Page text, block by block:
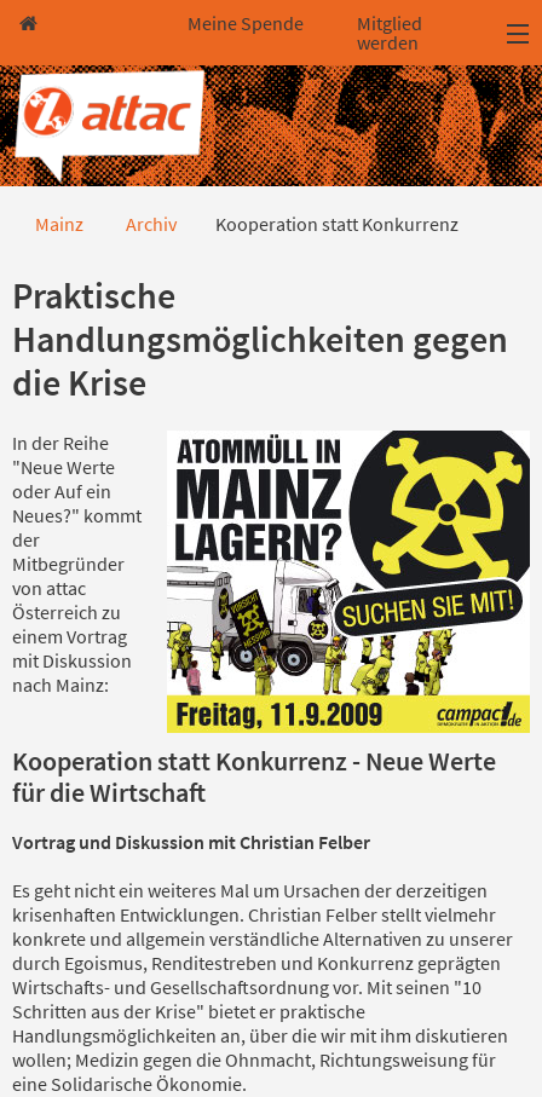
Direkt zum Hauptinhalt springen
Direkt zur Haupt-Navigation springen
Direkt zur Service-Navigation springen
Direkt zur Footer-Navigation springen
Direkt zum Footerinhalt springen
Meine Spende
Mitglied
werden
Kooperation statt Konkurrenz
Mainz Archiv Kooperation statt Konkurrenz
Praktische
Handlungsmöglichkeiten gegen
die Krise
In der Reihe
"Neue Werte
oder Auf ein
Neues?" kommt
der
Mitbegründer
von attac
Österreich zu
einem Vortrag
mit Diskussion
nach Mainz:
Kooperation statt Konkurrenz - Neue Werte
für die Wirtschaft
Vortrag und Diskussion mit Christian Felber
Es geht nicht ein weiteres Mal um Ursachen der derzeitigen
krisenhaften Entwicklungen. Christian Felber stellt vielmehr
konkrete und allgemein verständliche Alternativen zu unserer
durch Egoismus, Renditestreben und Konkurrenz geprägten
Wirtschafts- und Gesellschaftsordnung vor. Mit seinen "10
Schritten aus der Krise" bietet er praktische
Handlungsmöglichkeiten an, über die wir mit ihm diskutieren
wollen; Medizin gegen die Ohnmacht, Richtungsweisung für
eine Solidarische Ökonomie.